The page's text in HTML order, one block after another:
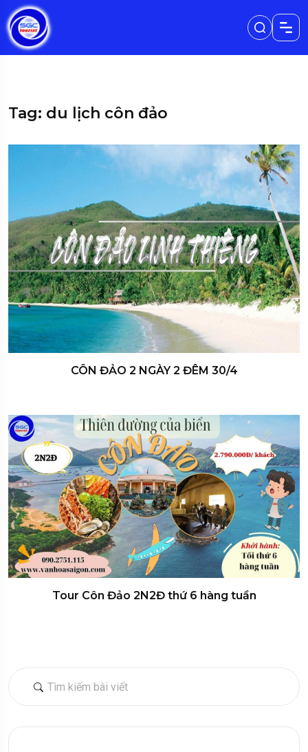
Tag: du lịch côn đảo
CÔN ĐẢO 2 NGÀY 2 ĐÊM 30/4
Tour Côn Đảo 2N2Đ thứ 6 hàng tuần